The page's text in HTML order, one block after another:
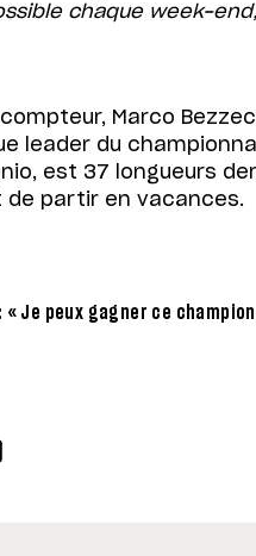
chaque week-
Marco
leader du
est 37 longueurs
partir en vacances.
Je peux gagner ce